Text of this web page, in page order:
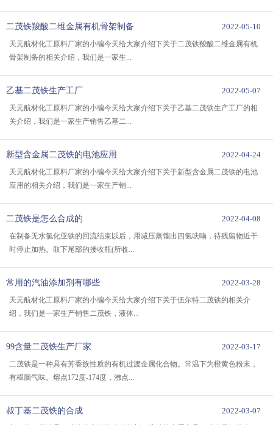
二茂铁羧酸二维金属有机骨架制备 2022-05-10
天元航材化工原料厂家的小编今天给大家介绍下关于二茂铁羧酸二维金属有机
骨架制备的相关介绍，我们是一家生...
乙基二茂铁生产工厂 2022-05-07
天元航材化工原料厂家的小编今天给大家介绍下关于乙基二茂铁生产工厂的相
关介绍，我们是一家生产销售乙基二...
新型含金属二茂铁的电池应用 2022-04-24
天元航材化工原料厂家的小编今天给大家介绍下关于新型含金属二茂铁的电池
应用的相关介绍，我们是一家生产销...
二茂铁是怎么合成的 2022-04-08
在制备无水氯化亚铁的回流结束以后，用减压蒸馏出四氢呋喃，待残留物近干
时停止加热。取下尾部的接收瓶(所收...
常用的汽油添加剂有哪些 2022-03-28
天元航材化工原料厂家的小编今天给大家介绍下关于伍尔特二茂铁的相关介
绍，我们是一家生产销售二茂铁，液体...
99含量二茂铁生产厂家 2022-03-17
二茂铁是一种具有芳香族性质的有机过渡金属化合物。常温下为橙黄色粉末，
有樟脑气味。熔点172度-174度，沸点...
叔丁基二茂铁的合成 2022-03-07